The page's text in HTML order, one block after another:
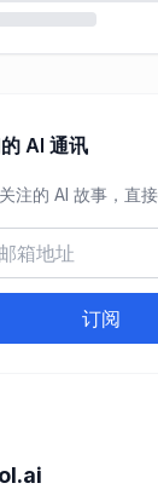
AI 通讯
注的 AI 故事，直接
订阅